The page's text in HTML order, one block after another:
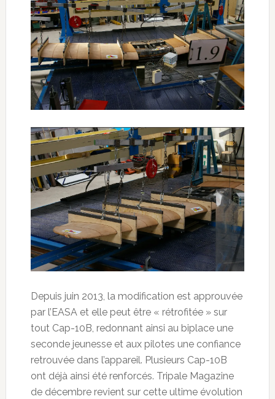
Depuis juin 2013, la modification est approuvée
par l’EASA et elle peut être « rétrofitée » sur
tout Cap-10B, redonnant ainsi au biplace une
seconde jeunesse et aux pilotes une confiance
retrouvée dans l’appareil. Plusieurs Cap-10B
ont déjà ainsi été renforcés. Tripale Magazine
de décembre revient sur cette ultime évolution